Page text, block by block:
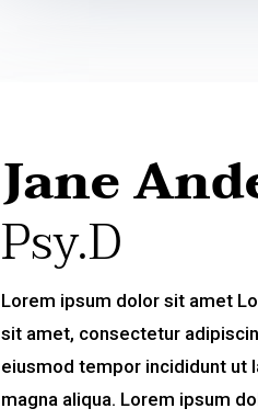
Jane
Psy.D
Lorem ipsum dolor sit amet
sit amet, consectetur
eiusmod tempor incididunt ut
magna aliqua. Lorem ipsum